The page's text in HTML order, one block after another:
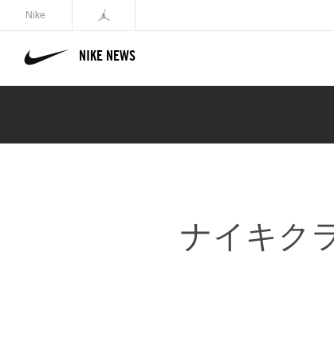
Nike
NIKE NEWS
ナイキク